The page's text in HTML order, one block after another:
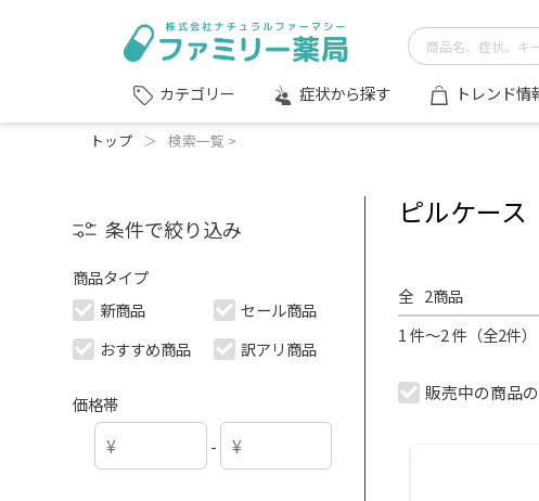
カテゴリー 症状から探す トレンド情
トップ ＞ 検索一覧 >
条件で絞り込み
商品タイプ
新商品
セール商品
おすすめ商品
訳アリ商品
価格帯
-
ピルケース
全 2商品
1 件～2 件（全2件）
販売中の商品